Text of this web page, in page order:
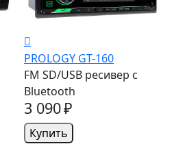
PROLOGY GT-160
FM SD/USB ресивер с
Bluetooth
3 090 ₽
Купить